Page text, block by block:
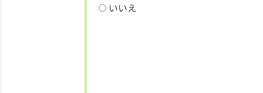
いいえ